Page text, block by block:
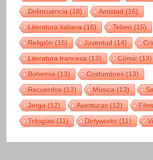
Delincuencia(18) Amistad(16)
Literatura italiana(16) Tebeo(15)
Religión(15) Juventud(14)
Literatura francesa(13) Cómic(13)
Bohemia(13) Costumbres(13)
Recuerdos(13) Música(13)
Jerga(12) Aventuras(12)
Trilogías(11) Dirtyworks(11)